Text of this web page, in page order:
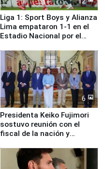
Liga 1: Sport Boys y Alianza
Lima empataron 1-1 en el
Estadio Nacional por el
6
Presidenta Keiko Fujimori
sostuvo reunión con el
fiscal de la nación y